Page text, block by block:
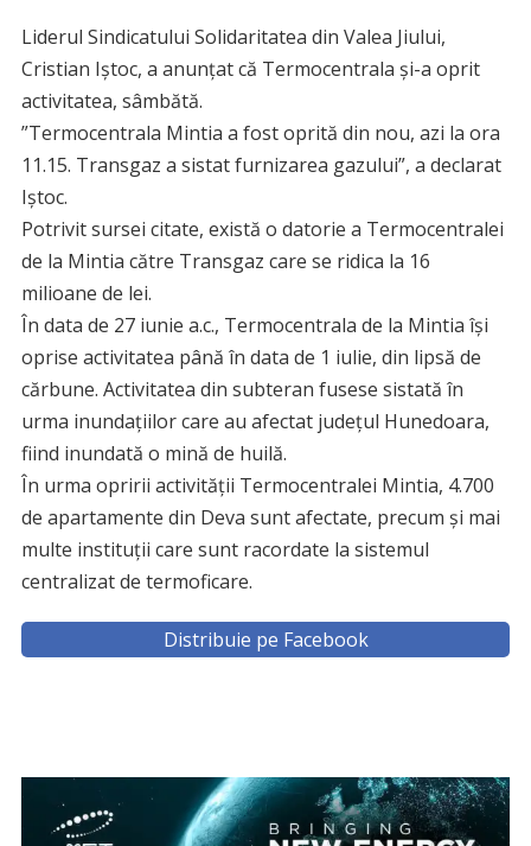
Liderul Sindicatului Solidaritatea din Valea Jiului,
Cristian Iştoc, a anunţat că Termocentrala şi-a oprit
activitatea, sâmbătă.
”Termocentrala Mintia a fost oprită din nou, azi la ora
11.15. Transgaz a sistat furnizarea gazului”, a declarat
Iştoc.
Potrivit sursei citate, există o datorie a Termocentralei
de la Mintia către Transgaz care se ridica la 16
milioane de lei.
În data de 27 iunie a.c., Termocentrala de la Mintia îşi
oprise activitatea până în data de 1 iulie, din lipsă de
cărbune. Activitatea din subteran fusese sistată în
urma inundaţiilor care au afectat judeţul Hunedoara,
fiind inundată o mină de huilă.
În urma opririi activităţii Termocentralei Mintia, 4.700
de apartamente din Deva sunt afectate, precum şi mai
multe instituţii care sunt racordate la sistemul
centralizat de termoficare.
Distribuie pe Facebook